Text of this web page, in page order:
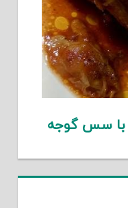
با سس گوجه